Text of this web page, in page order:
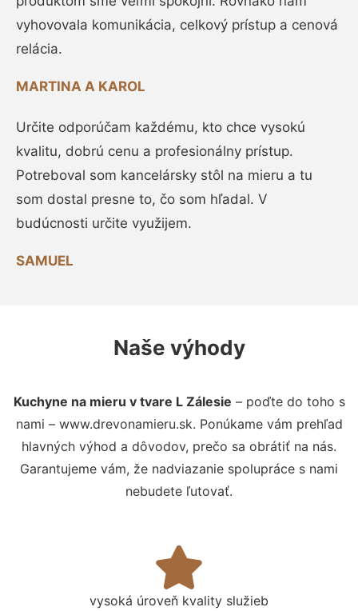
vyhovovala komunikácia, celkový prístup a cenová
relácia.
MARTINA A KAROL
Určite odporúčam každému, kto chce vysokú
kvalitu, dobrú cenu a profesionálny prístup.
Potreboval som kancelársky stôl na mieru a tu
som dostal presne to, čo som hľadal. V
budúcnosti určite využijem.
SAMUEL
Naše výhody
Kuchyne na mieru v tvare L Zálesie – poďte do toho s
nami – www.drevonamieru.sk. Ponúkame vám prehľad
hlavných výhod a dôvodov, prečo sa obrátiť na nás.
Garantujeme vám, že nadviazanie spolupráce s nami
nebudete ľutovať.
vysoká úroveň kvality služieb